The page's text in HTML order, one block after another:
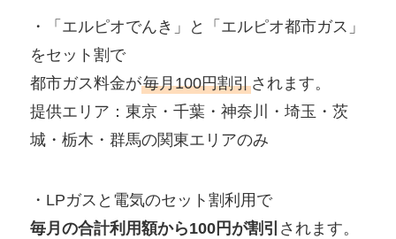
・「エルピオでんき」と「エルピオ都市ガス」
をセット割で
都市ガス料金が毎月100円割引されます。
提供エリア：東京・千葉・神奈川・埼玉・茨
城・栃木・群馬の関東エリアのみ
・LPガスと電気のセット割利用で
毎月の合計利用額から100円が割引 されます。